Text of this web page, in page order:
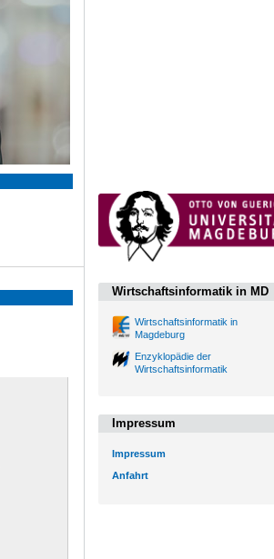
Wirtschaftsinformatik in MD
Wirtschaftsinformatik in
Magdeburg
Enzyklopädie der
Wirtschaftsinformatik
Impressum
Impressum
Anfahrt